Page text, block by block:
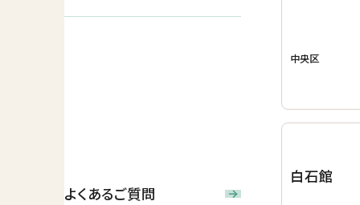
よくあるご質問
中央区
白石館